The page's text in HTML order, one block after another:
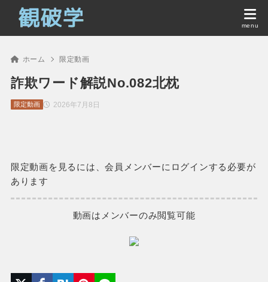
ホーム 限定動画
詐欺ワード解説No.082北枕
2026年7月8日
限定動画
限定動画を見るには、会員メンバーにログインする必要が
あります
動画はメンバーのみ閲覧可能